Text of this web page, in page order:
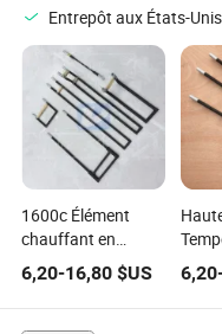
tube de chauffage
pour four
four
Entrepôt aux États-Unis
1600c Élément
chauffant en
carbure de silicium
pour four électrique
6,20-16,80 $US 6,20